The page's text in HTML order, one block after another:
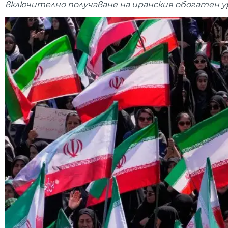
включително получаване на иранския обогатен